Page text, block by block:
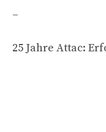
–
25 Jahre Attac: